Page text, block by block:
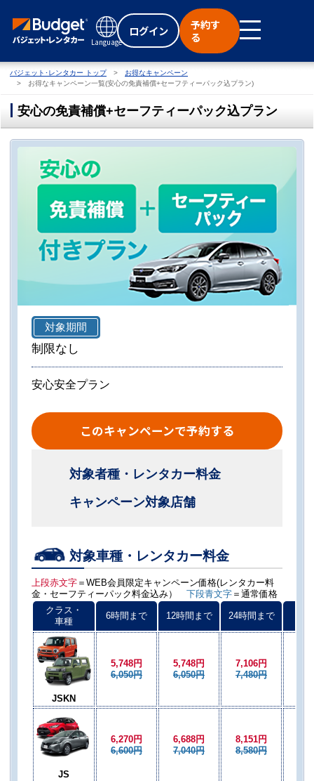
Language
ログイン
予約す
る
バジェット･レンタカー トップ
お得なキャンペーン
お得なキャンペーン一覧(安心の免責補償+セーフティーパック込プラン)
安心の免責補償+セーフティーパック込プラン
対象期間
制限なし
安心安全プラン
このキャンペーンで予約する
対象者種・レンタカー料金
キャンペーン対象店舗
対象車種・レンタカー料金
上段赤文字 ＝WEB会員限定キャンペーン価格(レンタカー料
金・セーフティーパック料金込み） 下段青文字 ＝通常価格
クラス・
車種
6時間まで 12時間まで 24時間まで
JSKN
5,748円
6,050円
5,748円
6,050円
7,106円
7,480円
JS
6,270円
6,600円
6,688円
7,040円
8,151円
8,580円